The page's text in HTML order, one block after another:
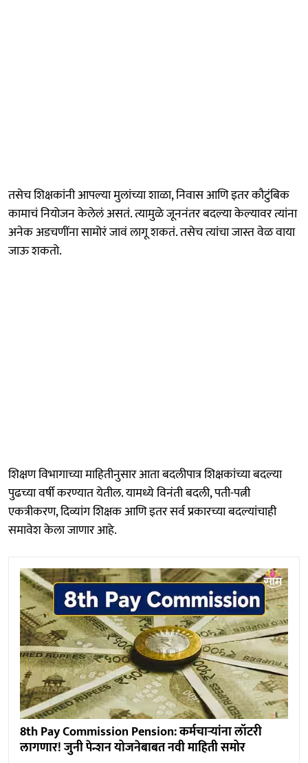
तसेच शिक्षकांनी आपल्या मुलांच्या शाळा, निवास आणि इतर कौटुंबिक
कामाचं नियोजन केलेलं असतं. त्यामुळे जूननंतर बदल्या केल्यावर त्यांना
अनेक अडचणींना सामोरं जावं लागू शकतं. तसेच त्यांचा जास्त वेळ वाया
जाऊ शकतो.
शिक्षण विभागाच्या माहितीनुसार आता बदलीपात्र शिक्षकांच्या बदल्या
पुढच्या वर्षी करण्यात येतील. यामध्ये विनंती बदली, पती-पत्नी
एकत्रीकरण, दिव्यांग शिक्षक आणि इतर सर्व प्रकारच्या बदल्यांचाही
समावेश केला जाणार आहे.
8th Pay Commission Pension: कर्मचाऱ्यांना लॉटरी
लागणार! जुनी पेन्शन योजनेबाबत नवी माहिती समोर